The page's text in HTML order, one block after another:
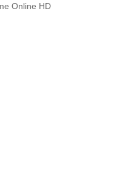
Online HD